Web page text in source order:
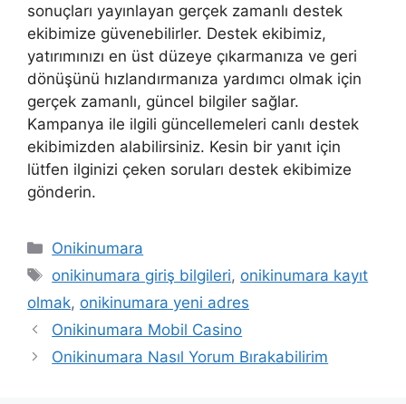
sonuçları yayınlayan gerçek zamanlı destek
ekibimize güvenebilirler. Destek ekibimiz,
yatırımınızı en üst düzeye çıkarmanıza ve geri
dönüşünü hızlandırmanıza yardımcı olmak için
gerçek zamanlı, güncel bilgiler sağlar.
Kampanya ile ilgili güncellemeleri canlı destek
ekibimizden alabilirsiniz. Kesin bir yanıt için
lütfen ilginizi çeken soruları destek ekibimize
gönderin.
Kategoriler
Onikinumara
Etiketler
onikinumara giriş bilgileri, onikinumara kayıt
olmak, onikinumara yeni adres
Onikinumara Mobil Casino
Onikinumara Nasıl Yorum Bırakabilirim